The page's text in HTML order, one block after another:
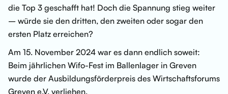
die Top 3 geschafft hat! Doch die Spannung stieg weiter
– würde sie den dritten, den zweiten oder sogar den
ersten Platz erreichen?
Am 15. November 2024 war es dann endlich soweit:
Beim jährlichen Wifo-Fest im Ballenlager in Greven
wurde der Ausbildungsförderpreis des Wirtschaftsforums
Greven e.V. verliehen.